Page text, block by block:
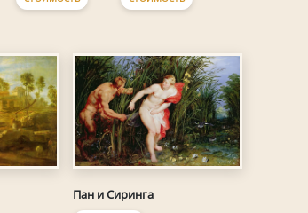
Пан и Сиринга